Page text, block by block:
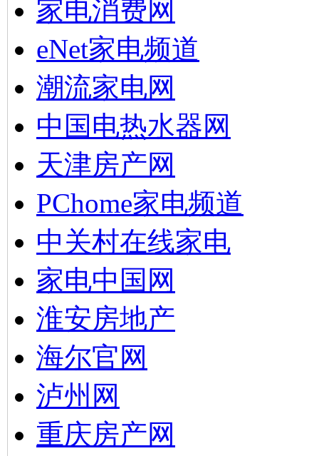
家电消费网
eNet家电频道
潮流家电网
中国电热水器网
天津房产网
PChome家电频道
中关村在线家电
家电中国网
淮安房地产
海尔官网
泸州网
重庆房产网